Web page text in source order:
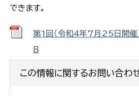
できます。
第1回（令和4年7月25日開催
Ｂ
この情報に関するお問い合わ